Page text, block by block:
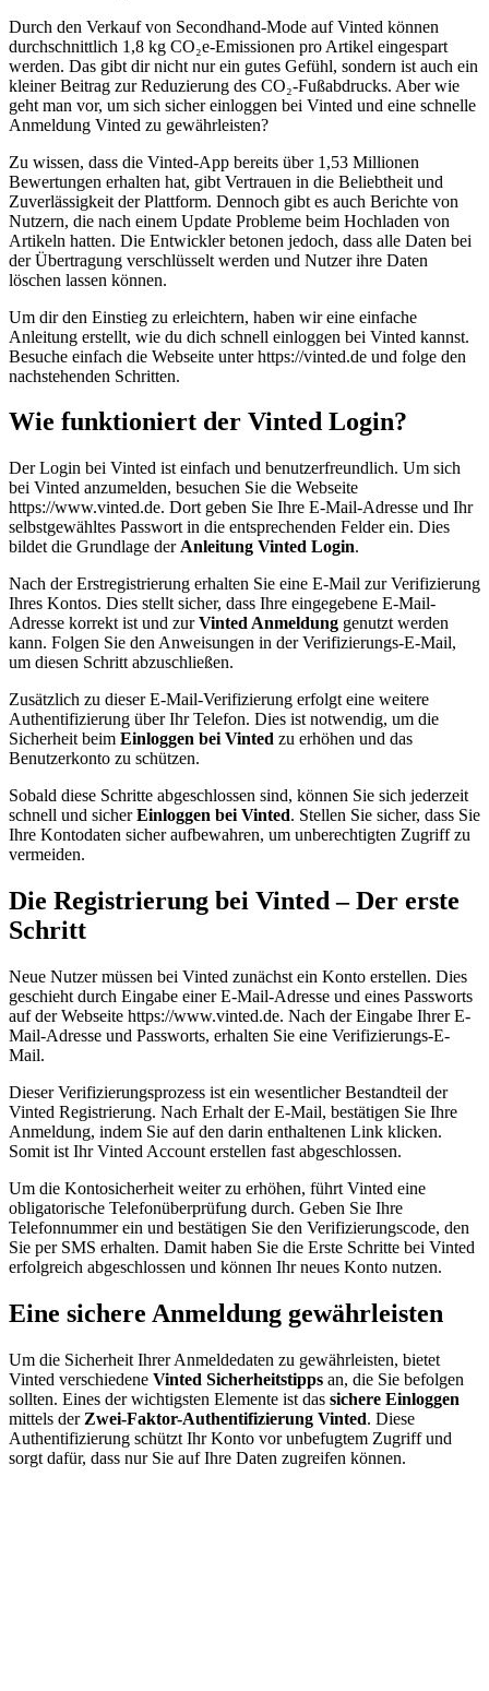
Durch den Verkauf von Secondhand-Mode auf Vinted können
durchschnittlich 1,8 kg CO₂e-Emissionen pro Artikel eingespart
werden. Das gibt dir nicht nur ein gutes Gefühl, sondern ist auch ein
kleiner Beitrag zur Reduzierung des CO₂-Fußabdrucks. Aber wie
geht man vor, um sich sicher einloggen bei Vinted und eine schnelle
Anmeldung Vinted zu gewährleisten?
Zu wissen, dass die Vinted-App bereits über 1,53 Millionen
Bewertungen erhalten hat, gibt Vertrauen in die Beliebtheit und
Zuverlässigkeit der Plattform. Dennoch gibt es auch Berichte von
Nutzern, die nach einem Update Probleme beim Hochladen von
Artikeln hatten. Die Entwickler betonen jedoch, dass alle Daten bei
der Übertragung verschlüsselt werden und Nutzer ihre Daten
löschen lassen können.
Um dir den Einstieg zu erleichtern, haben wir eine einfache
Anleitung erstellt, wie du dich schnell einloggen bei Vinted kannst.
Besuche einfach die Webseite unter https://vinted.de und folge den
nachstehenden Schritten.
Wie funktioniert der Vinted Login?
Der Login bei Vinted ist einfach und benutzerfreundlich. Um sich
bei Vinted anzumelden, besuchen Sie die Webseite
https://www.vinted.de. Dort geben Sie Ihre E-Mail-Adresse und Ihr
selbstgewähltes Passwort in die entsprechenden Felder ein. Dies
bildet die Grundlage der Anleitung Vinted Login.
Nach der Erstregistrierung erhalten Sie eine E-Mail zur Verifizierung
Ihres Kontos. Dies stellt sicher, dass Ihre eingegebene E-Mail-
Adresse korrekt ist und zurVinted Anmeldung genutzt werden
kann. Folgen Sie den Anweisungen in der Verifizierungs-E-Mail,
um diesen Schritt abzuschließen.
Zusätzlich zu dieser E-Mail-Verifizierung erfolgt eine weitere
Authentifizierung über Ihr Telefon. Dies ist notwendig, um die
Sicherheit beim Einloggen bei Vinted zu erhöhen und das
Benutzerkonto zu schützen.
Sobald diese Schritte abgeschlossen sind, können Sie sich jederzeit
schnell und sicherEinloggen bei Vinted. Stellen Sie sicher, dass Sie
Ihre Kontodaten sicher aufbewahren, um unberechtigten Zugriff zu
vermeiden.
Die Registrierung bei Vinted – Der erste
Schritt
Neue Nutzer müssen bei Vinted zunächst ein Konto erstellen. Dies
geschieht durch Eingabe einer E-Mail-Adresse und eines Passworts
auf der Webseite https://www.vinted.de. Nach der Eingabe Ihrer E-
Mail-Adresse und Passworts, erhalten Sie eine Verifizierungs-E-
Mail.
Dieser Verifizierungsprozess ist ein wesentlicher Bestandteil der
Vinted Registrierung. Nach Erhalt der E-Mail, bestätigen Sie Ihre
Anmeldung, indem Sie auf den darin enthaltenen Link klicken.
Somit ist Ihr Vinted Account erstellen fast abgeschlossen.
Um die Kontosicherheit weiter zu erhöhen, führt Vinted eine
obligatorische Telefonüberprüfung durch. Geben Sie Ihre
Telefonnummer ein und bestätigen Sie den Verifizierungscode, den
Sie per SMS erhalten. Damit haben Sie die Erste Schritte bei Vinted
erfolgreich abgeschlossen und können Ihr neues Konto nutzen.
Eine sichere Anmeldung gewährleisten
Um die Sicherheit Ihrer Anmeldedaten zu gewährleisten, bietet
Vinted verschiedene Vinted Sicherheitstipps an, die Sie befolgen
sollten. Eines der wichtigsten Elemente ist das sichere Einloggen
mittels der Zwei-Faktor-Authentifizierung Vinted. Diese
Authentifizierung schützt Ihr Konto vor unbefugtem Zugriff und
sorgt dafür, dass nur Sie auf Ihre Daten zugreifen können.